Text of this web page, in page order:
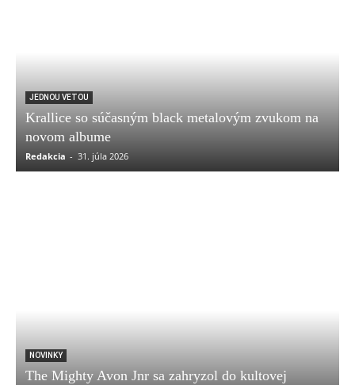
JEDNOU VETOU
Krallice so súčasným black metalovým zvukom na
novom albume
Redakcia - 31. júla 2026
NOVINKY
The Mighty Avon Jnr sa zahryzol do kultovej